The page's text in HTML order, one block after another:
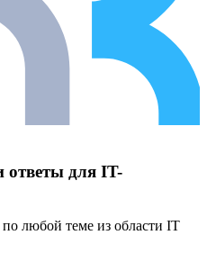
для IT-
любой теме из области IT